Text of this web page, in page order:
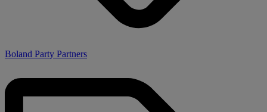
Boland Party Partners